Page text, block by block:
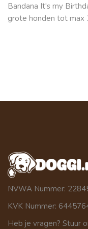
Bandana It's my
grote honden tot max
NVWA Nummer:
KVK Nummer:
Heb je vragen? Stuur